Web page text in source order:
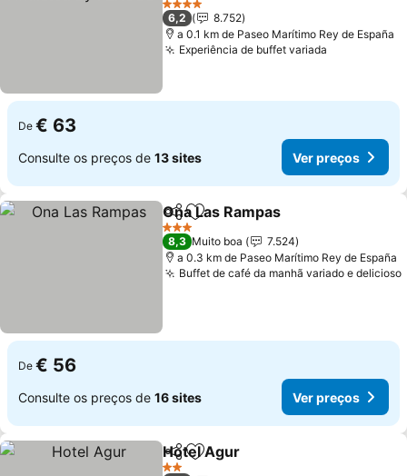
4 Estrelas
6,2
8.752
a 0.1 km de Paseo Marítimo Rey de España
Experiência de buffet variada
De € 63
Consulte os preços de 13 sites Ver preços
PartilharAdicionar aos favoritos
Ona Las Rampas
3 Estrelas
8,3 Muito boa
7.524
a 0.3 km de Paseo Marítimo Rey de España
Buffet de café da manhã variado e delicioso
De € 56
Consulte os preços de 16 sites Ver preços
PartilharAdicionar aos favoritos
Hotel Agur
2 Estrelas